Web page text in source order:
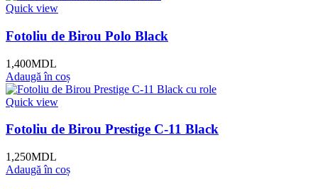
Quick view
Fotoliu de Birou Polo Black
1,400MDL
Adaugă în coș
Quick view
Fotoliu de Birou Prestige C-11 Black
1,250MDL
Adaugă în coș